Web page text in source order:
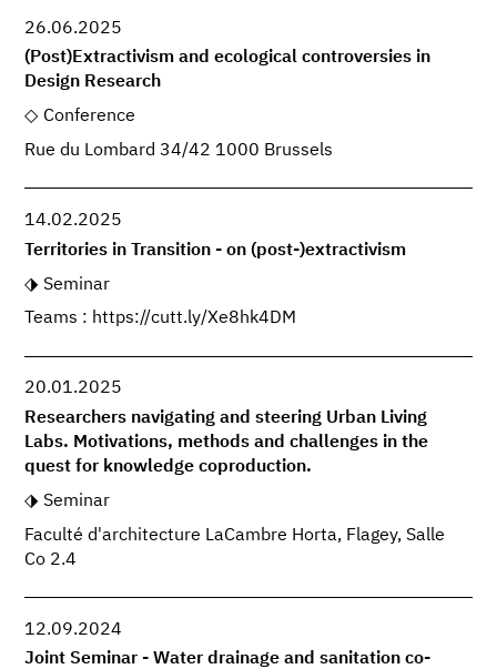
26.06.2025
(Post)Extractivism and ecological controversies in
Design Research
Conference
Rue du Lombard 34/42 1000 Brussels
14.02.2025
Territories in Transition - on (post-)extractivism
Seminar
Teams : https://cutt.ly/Xe8hk4DM
20.01.2025
Researchers navigating and steering Urban Living
Labs. Motivations, methods and challenges in the
quest for knowledge coproduction.
Seminar
Faculté d'architecture LaCambre Horta, Flagey, Salle
Co 2.4
12.09.2024
Joint Seminar - Water drainage and sanitation co-